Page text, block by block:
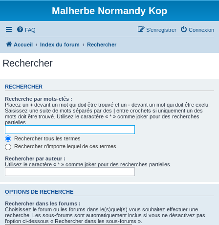
Malherbe Normandy Kop
FAQ Connexion
S’enregistrer
Accueil Index du forum Rechercher
Rechercher
RECHERCHER
Recherche par mots-clés :
Placez un + devant un mot qui doit être trouvé et un - devant un mot qui doit être exclu.
Saisissez une suite de mots séparés par des | entre crochets si uniquement un des
mots doit être trouvé. Utilisez le caractère « * » comme joker pour des recherches
partielles.
Rechercher tous les termes
Rechercher n’importe lequel de ces termes
Rechercher par auteur :
Utilisez le caractère « * » comme joker pour des recherches partielles.
OPTIONS DE RECHERCHE
Rechercher dans les forums :
Choisissez le forum ou les forums dans le(s)quel(s) vous souhaitez effectuer une
recherche. Les sous-forums sont automatiquement inclus si vous ne désactivez pas
l’option ci-dessous « Rechercher dans les sous-forums ».